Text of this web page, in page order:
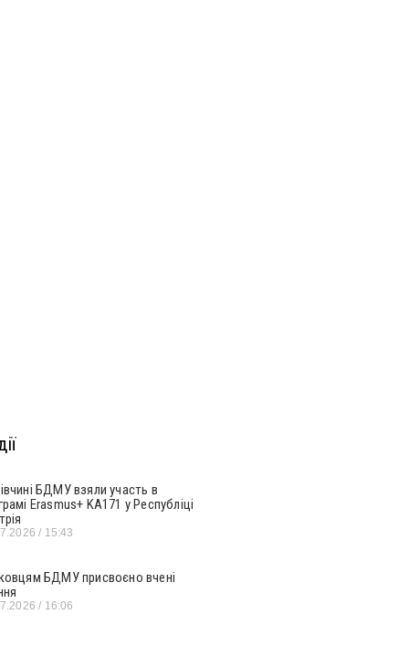
БДМУ взяли участь в
Erasmus+ KA171 у Республіці
15:43
БДМУ присвоєно вчені
16:06